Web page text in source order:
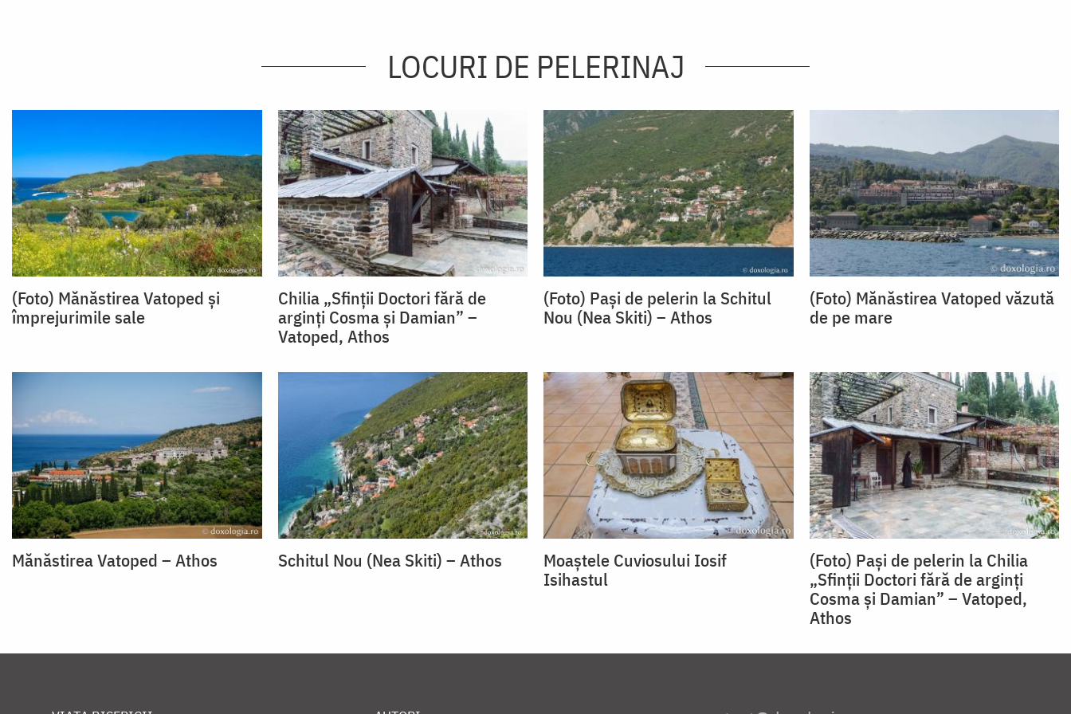
LOCURI DE PELERINAJ
(Foto) Mănăstirea Vatoped și
împrejurimile sale
Chilia „Sfinții Doctori fără de
arginți Cosma și Damian” –
Vatoped, Athos
(Foto) Pași de pelerin la Schitul
Nou (Nea Skiti) – Athos
(Foto) Mănăstirea Vatoped văzută
de pe mare
Mănăstirea Vatoped – Athos Schitul Nou (Nea Skiti) – Athos
Moaștele Cuviosului Iosif
Isihastul
(Foto) Pași de pelerin la Chilia
„Sfinții Doctori fără de arginți
Cosma și Damian” – Vatoped,
Athos